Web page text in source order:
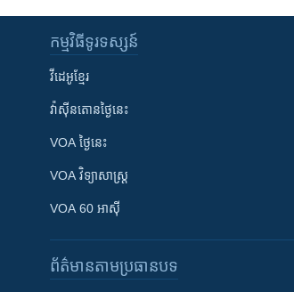
កម្មវិធី​ទូរទស្សន៍
វីដេអូ​ខ្មែរ
វ៉ាស៊ីនតោន​ថ្ងៃ​នេះ
VOA ថ្ងៃនេះ
VOA ​វិទ្យាសាស្ត្រ
VOA 60 អាស៊ី
ព័ត៌មាន​តាមប្រធានបទ​